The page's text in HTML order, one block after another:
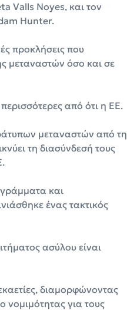
Valls Noyes, και τον
Hunter.
προκλήσεις που
μεταναστών όσο και σε
από ότι η ΕΕ.
μεταναστών από τη
τη διασύνδεσή τους
και
ένας τακτικός
ασύλου είναι
διαμορφώνοντας
νομιμότητας για τους